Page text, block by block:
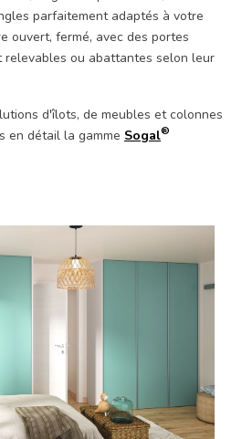
parfaitement adaptés à votre
ouvert, fermé, avec des portes
relevables ou abattantes selon leur
d'îlots, de meubles et colonnes
en détail la gamme Sogal®